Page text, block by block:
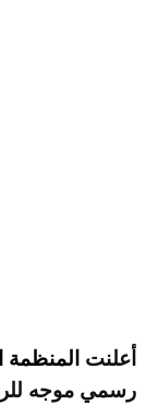
أعلنت المنظمة
رسمي موجه